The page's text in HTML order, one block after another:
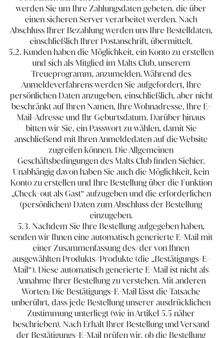
werden Sie um Ihre Zahlungsdaten gebeten, die über
einen sicheren Server verarbeitet werden. Nach
Abschluss Ihrer Bezahlung werden uns Ihre Bestelldaten,
einschließlich Ihrer Postanschrift, übermittelt.
5.2. Kunden haben die Möglichkeit, ein Konto zu erstellen
und sich als Mitglied im Malts Club, unserem
Treueprogramm, anzumelden. Während des
Anmeldeverfahrens werden Sie aufgefordert, Ihre
persönlichen Daten anzugeben, einschließlich, aber nicht
beschränkt auf Ihren Namen, Ihre Wohnadresse, Ihre E-
Mail-Adresse und Ihr Geburtsdatum. Darüber hinaus
bitten wir Sie, ein Passwort zu wählen, damit Sie
anschließend mit Ihren Anmeldedaten auf die Website
zugreifen können. Die Allgemeinen
Geschäftsbedingungen des Malts Club finden Siehier.
Unabhängig davon haben Sie auch die Möglichkeit, kein
Konto zu erstellen und Ihre Bestellung über die Funktion
„Check​-​out als Gast“ aufzugeben und die erforderlichen
(persönlichen) Daten zum Abschluss der Bestellung
einzugeben.
5.3. Nachdem Sie Ihre Bestellung aufgegeben haben,
senden wir Ihnen eine automatisch generierte E-Mail mit
einer Zusammenfassung des/der von Ihnen
ausgewählten Produkts/Produkte (die „Bestätigungs-E-
Mail“). Diese automatisch generierte E-Mail ist nicht als
Annahme Ihrer Bestellung zu verstehen. Mit anderen
Worten: Die Bestätigungs-E-Mail lässt die Tatsache
unberührt, dass jede Bestellung unserer ausdrücklichen
Zustimmung unterliegt (wie in Artikel 5.5 näher
beschrieben). Nach Erhalt Ihrer Bestellung und Versand
der Bestätigungs-E-Mail prüfen wir, ob die Bestellung